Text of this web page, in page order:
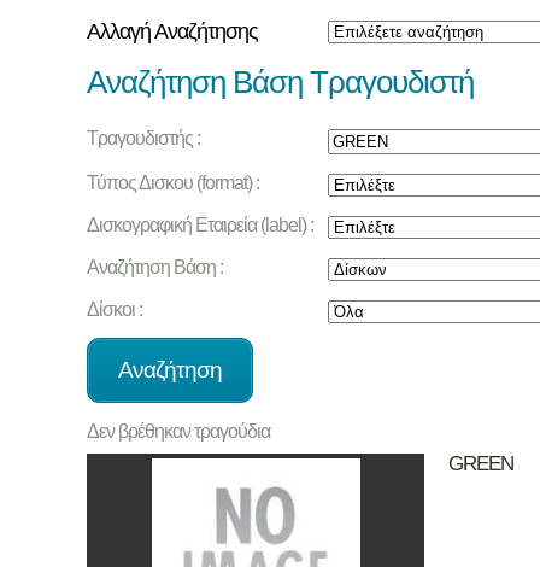
Αλλαγή Αναζήτησης
Αναζήτηση Βάση Τραγουδιστή
Τραγουδιστής :
Τύπος Δισκου (format) :
Δισκογραφική Εταιρεία (label) :
Αναζήτηση Βάση :
Δίσκοι :
Δεν βρέθηκαν τραγούδια
GREEN